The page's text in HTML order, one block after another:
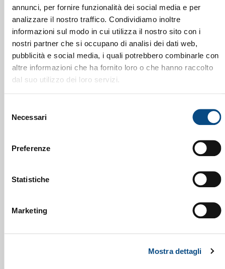
annunci, per fornire funzionalità dei social media e per
analizzare il nostro traffico. Condividiamo inoltre
informazioni sul modo in cui utilizza il nostro sito con i
nostri partner che si occupano di analisi dei dati web,
pubblicità e social media, i quali potrebbero combinarle con
altre informazioni che ha fornito loro o che hanno raccolto
dal suo utilizzo dei loro servizi.
delNecessari
Preferenze
Statistiche
Marketing
Mostra dettagli
NOME & COGNOME
EMAIL
MESSAGGIO